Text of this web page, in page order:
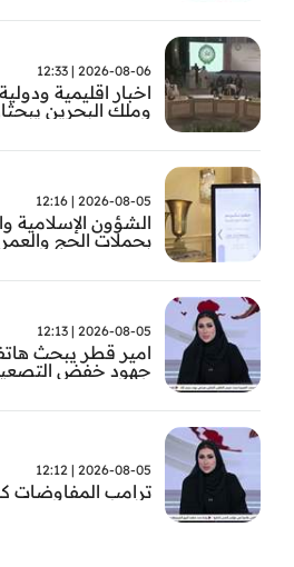
2026-08-06 | 12:33
اخبار اقليمية
وملك البحرين
2026-08-05 | 12:16
الشؤون الإسلامية
بحملات الحج
2026-08-05 | 12:13
جهود خفض التصعيد بين واشنطن وايران
2026-08-05 | 12:12
ترامب المفاوضات